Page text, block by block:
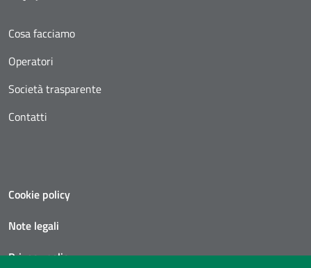
Cosa facciamo
Operatori
Società trasparente
Contatti
Cookie policy
Note legali
Privacy policy